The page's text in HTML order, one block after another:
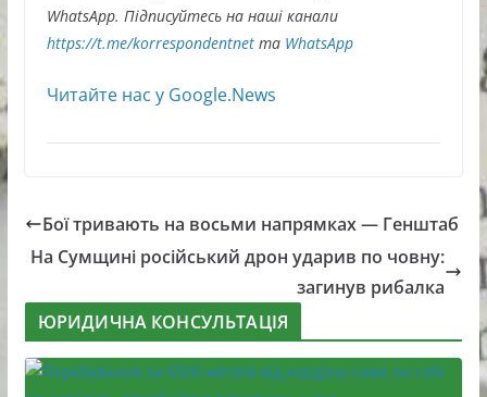
WhatsApp. Підписуйтесь на наші канали
https://t.me/korrespondentnetта WhatsApp
Читайте нас у Google.News
Бої тривають на восьми напрямках — Генштаб
На Сумщині російський дрон ударив по човну:
загинув рибалка
ЮРИДИЧНА КОНСУЛЬТАЦІЯ